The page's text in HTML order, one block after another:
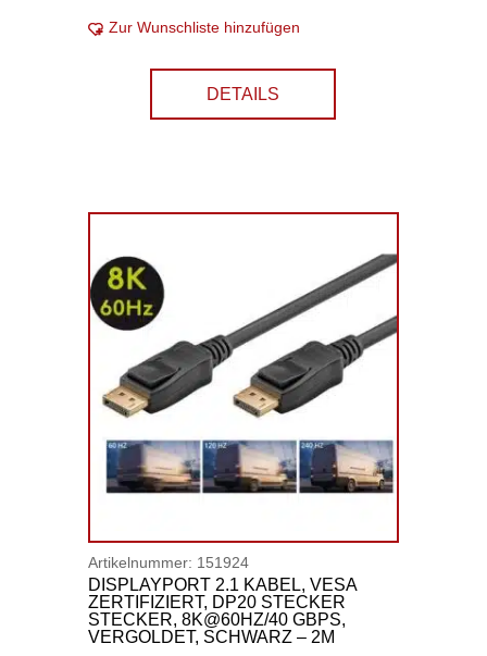
Zur Wunschliste hinzufügen
DETAILS
Artikelnummer: 151924
DISPLAYPORT 2.1 KABEL, VESA
ZERTIFIZIERT, DP20 STECKER
STECKER, 8K@60HZ/40 GBPS,
VERGOLDET, SCHWARZ – 2M